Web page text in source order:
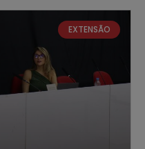
EXTENSÃO